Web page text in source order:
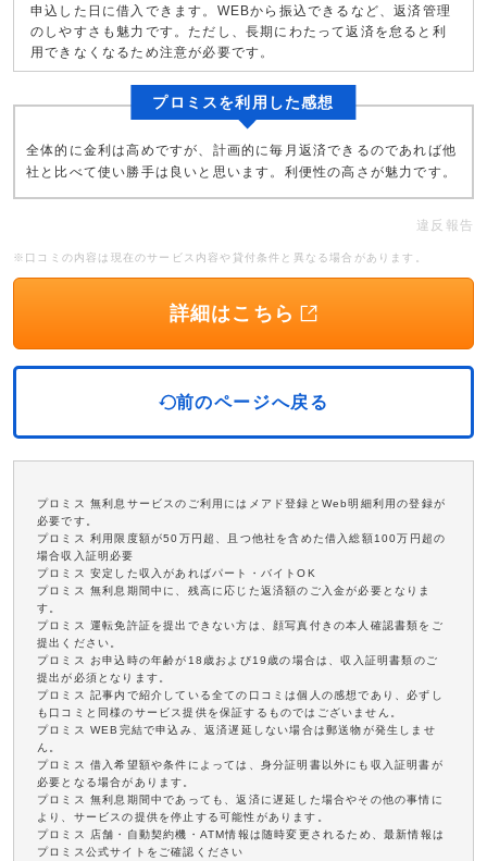
申込した日に借入できます。WEBから振込できるなど、返済管理
のしやすさも魅力です。ただし、長期にわたって返済を怠ると利
用できなくなるため注意が必要です。
プロミスを利用した感想
全体的に金利は高めですが、計画的に毎月返済できるのであれば他
社と比べて使い勝手は良いと思います。利便性の高さが魅力です。
違反報告
※口コミの内容は現在のサービス内容や貸付条件と異なる場合があります。
詳細はこちら
前のページへ戻る
プロミス 無利息サービスのご利用にはメアド登録とWeb明細利用の登録が
必要です。
プロミス 利用限度額が50万円超、且つ他社を含めた借入総額100万円超の
場合収入証明必要
プロミス 安定した収入があればパート・バイトOK
プロミス 無利息期間中に、残高に応じた返済額のご入金が必要となりま
す。
プロミス 運転免許証を提出できない方は、顔写真付きの本人確認書類をご
提出ください。
プロミス お申込時の年齢が18歳および19歳の場合は、収入証明書類のご
提出が必須となります。
プロミス 記事内で紹介している全ての口コミは個人の感想であり、必ずし
も口コミと同様のサービス提供を保証するものではございません。
プロミス WEB完結で申込み、返済遅延しない場合は郵送物が発生しませ
ん。
プロミス 借入希望額や条件によっては、身分証明書以外にも収入証明書が
必要となる場合があります。
プロミス 無利息期間中であっても、返済に遅延した場合やその他の事情に
より、サービスの提供を停止する可能性があります。
プロミス 店舗・自動契約機・ATM情報は随時変更されるため、最新情報は
プロミス公式サイトをご確認ください